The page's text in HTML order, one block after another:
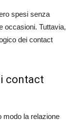
spesi senza
occasioni. Tuttavia,
dei contact
contact
modo la relazione